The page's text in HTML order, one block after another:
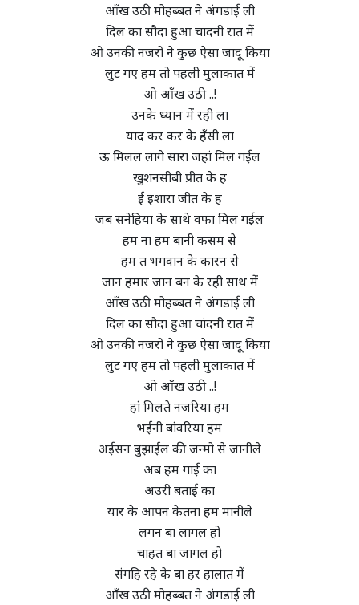
आँख उठी मोहब्बत ने अंगडाई ली
दिल का सौदा हुआ चांदनी रात में
ओ उनकी नजरो ने कुछ ऐसा जादू किया
लुट गए हम तो पहली मुलाकात में
ओ आँख उठी ..!
उनके ध्यान में रही ला
याद कर कर के हँसी ला
ऊ मिलल लागे सारा जहां मिल गईल
खुशनसीबी प्रीत के ह
ई इशारा जीत के ह
जब सनेहिया के साथे वफा मिल गईल
हम ना हम बानी कसम से
हम त भगवान के कारन से
जान हमार जान बन के रही साथ में
आँख उठी मोहब्बत ने अंगडाई ली
दिल का सौदा हुआ चांदनी रात में
ओ उनकी नजरो ने कुछ ऐसा जादू किया
लुट गए हम तो पहली मुलाकात में
ओ आँख उठी ..!
हां मिलते नजरिया हम
भईनी बांवरिया हम
अईसन बुझाईल की जन्मो से जानीले
अब हम गाई का
अउरी बताई का
यार के आपन केतना हम मानीले
लगन बा लागल हो
चाहत बा जागल हो
संगहि रहे के बा हर हालात में
आँख उठी मोहब्बत ने अंगडाई ली